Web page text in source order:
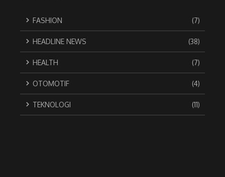
FASHION (7)
HEADLINE NEWS (38)
HEALTH (7)
OTOMOTIF (4)
TEKNOLOGI (11)